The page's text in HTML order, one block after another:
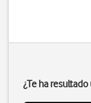
¿Te ha